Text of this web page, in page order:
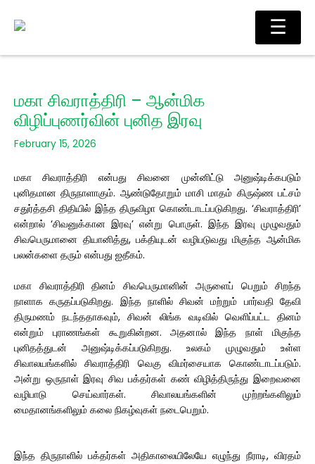
Main
மகா சிவராத்திரி – ஆன்மிக
விழிப்புணர்வின் புனித இரவு
February 15, 2026
மகா சிவராத்திரி என்பது சிவனை முன்னிட்டு அனுஷ்டிக்கபடும்
புனிதமான திருநாளாகும். ஆண்டுதோறும் மாசி மாதம் கிருஷ்ண பட்சம்
சதுர்த்தசி திதியில் இந்த திருவிழா கொண்டாடப்படுகிறது. ‘சிவராத்திரி’
என்றால் ‘சிவனுக்கான இரவு’ என்று பொருள். இந்த இரவு முழுவதும்
சிவபெருமானை தியானித்து, பக்தியுடன் வழிபடுவது மிகுந்த ஆன்மிக
பலன்களை தரும் என்பது ஐதீகம்.
மகா சிவராத்திரி தினம் சிவபெருமானின் அருளைப் பெறும் சிறந்த
நாளாக கருதப்படுகிறது. இந்த நாளில் சிவன் மற்றும் பார்வதி தேவி
திருமணம் நடந்ததாகவும், சிவன் லிங்க வடிவில் வெளிப்பட்ட தினம்
என்றும் புராணங்கள் கூறுகின்றன. அதனால் இந்த நாள் மிகுந்த
புனிதத்துடன் அனுஷ்டிக்கப்படுகிறது. உலகம் முழுவதும் உள்ள
சிவாலயங்களில் சிவராத்திரி வெகு விமர்சையாக கொண்டாடப்படும்.
அன்று ஒருநாள் இரவு சிவ பக்தர்கள் கண் விழித்திருந்து இறைவனை
வழிபாடு செய்வார்கள். சிவாலயங்களின் முற்றங்களிலும்
மைதானங்களிலும் கலை நிகழ்வுகள் நடைபெறும்.
இந்த திருநாளில் பக்தர்கள் அதிகாலையிலேயே எழுந்து நீராடி, விரதம்
☰